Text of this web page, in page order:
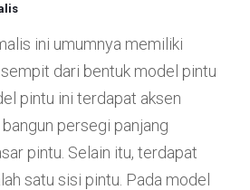
ini umumnya memiliki
dari bentuk model pintu
pintu ini terdapat aksen
persegi panjang
pintu. Selain itu, terdapat
satu sisi pintu. Pada model